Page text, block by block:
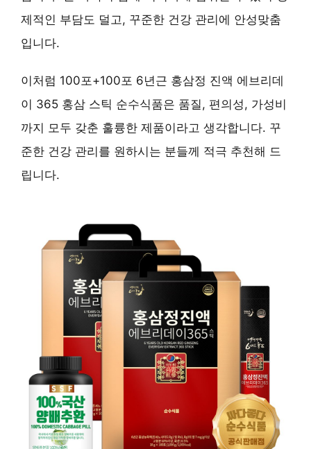
제적인 부담도 덜고, 꾸준한 건강 관리에 안성맞춤
입니다.
이처럼 100포+100포 6년근 홍삼정 진액 에브리데
이 365 홍삼 스틱 순수식품은 품질, 편의성, 가성비
까지 모두 갖춘 훌륭한 제품이라고 생각합니다. 꾸
준한 건강 관리를 원하시는 분들께 적극 추천해 드
립니다.